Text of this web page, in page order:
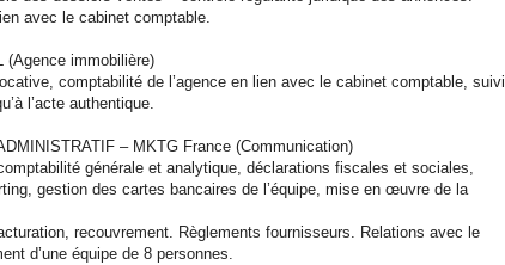
avec le cabinet comptable.
(Agence immobilière)
comptabilité de l’agence en lien avec le cabinet comptable, suivi
l’acte authentique.
– MKTG France (Communication)
générale et analytique, déclarations fiscales et sociales,
gestion des cartes bancaires de l’équipe, mise en œuvre de la
recouvrement. Règlements fournisseurs. Relations avec le
d’une équipe de 8 personnes.